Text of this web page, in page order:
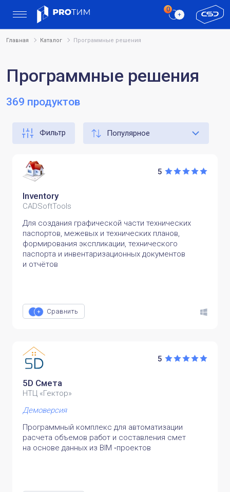
Главная Каталог Программные решения
Программные решения
369 продуктов
Фильтр
5
Inventory
CADSoftTools
Для создания графической части технических
паспортов, межевых и технических планов,
формирования экспликации, технического
паспорта и инвентаризационных документов
и отчётов
Сравнить
5
5D Смета
НТЦ «Гектор»
Демоверсия
Программный комплекс для автоматизации
расчета объемов работ и составления смет
на основе данных из BIM ‑проектов